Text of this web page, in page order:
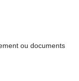
ou documents